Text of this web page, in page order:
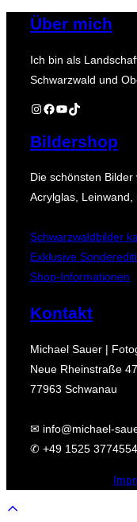
Über mich
Ich bin als
Schwarzwald und
Instagram
Facebook
YouTube
TikTok
Bildershop
Die schönsten
Acrylglas, Leinwand,
Schwarzwaldbilder
Exklusive
Shop-Informationen
Kontakt
Michael Sauer |
Neue Rheinstraße 47
77963 Schwanau
✉ info@michael-
✆ +49 1525 3774554